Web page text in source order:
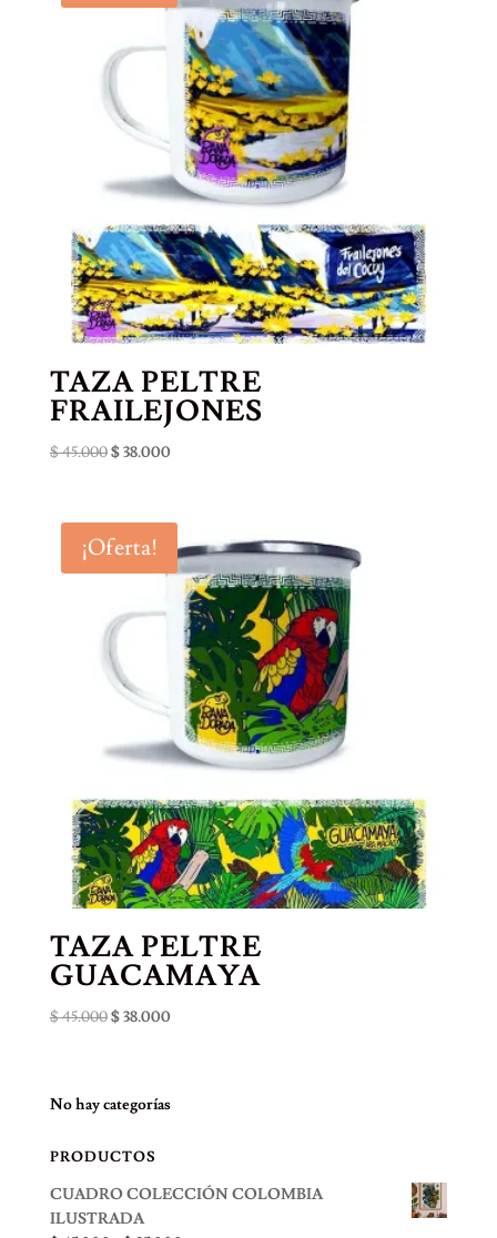
TAZA PELTRE
FRAILEJONES
$45.000El
era:
$ 45.000.
$38.000El
es:
$ 38.000.
¡Oferta!
TAZA PELTRE
GUACAMAYA
$45.000El
$ 45.000.
$38.000El
No hay categorías
PRODUCTOS
CUADRO COLECCIÓN COLOMBIA
ILUSTRADA